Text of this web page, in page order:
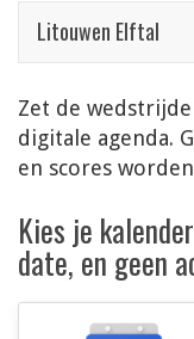
Litouwen Elftal
Zet de
digitale agenda.
en scores
Kies je
date, en geen